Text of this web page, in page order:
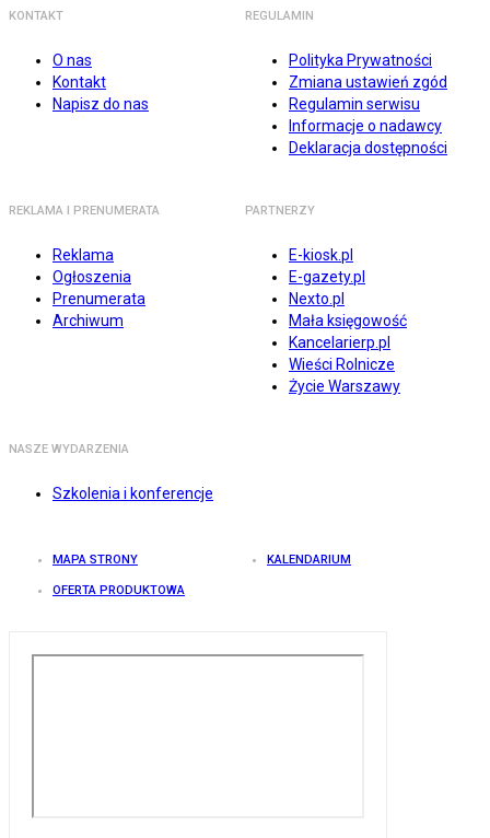
KONTAKT
O nas
Kontakt
Napisz do nas
REGULAMIN
Polityka Prywatności
Zmiana ustawień zgód
Regulamin serwisu
Informacje o nadawcy
Deklaracja dostępności
REKLAMA I PRENUMERATA
Reklama
Ogłoszenia
Prenumerata
Archiwum
PARTNERZY
E-kiosk.pl
E-gazety.pl
Nexto.pl
Mała księgowość
Kancelarierp.pl
Wieści Rolnicze
Życie Warszawy
NASZE WYDARZENIA
Szkolenia i konferencje
MAPA STRONY KALENDARIUM
OFERTA PRODUKTOWA